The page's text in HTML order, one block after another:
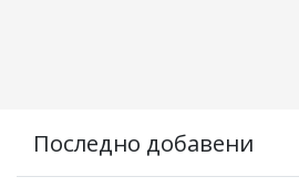
Последно добавени